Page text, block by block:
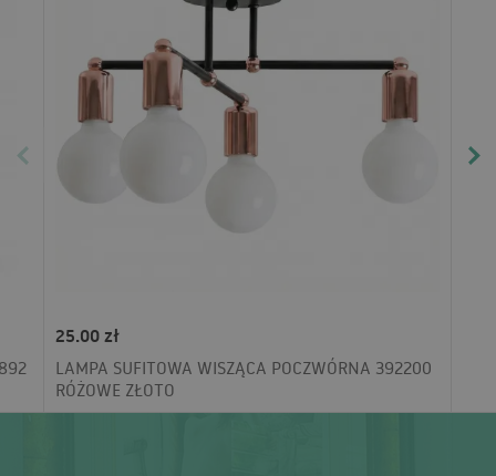
25.00 zł
LAMPA SUFITOWA WISZĄCA POCZWÓRNA 392200
RÓŻOWE ZŁOTO